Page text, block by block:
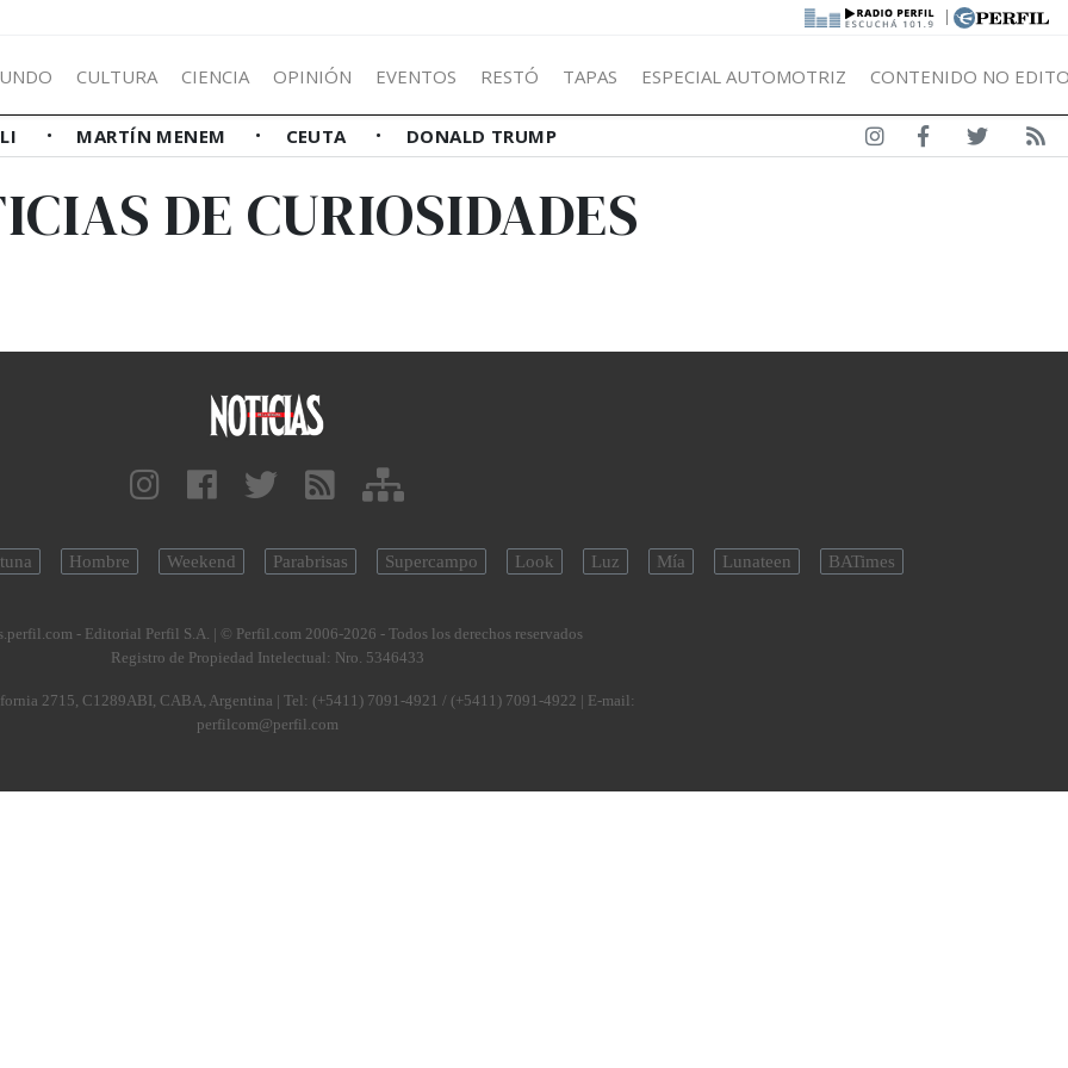
|
CULTURA CIENCIA OPINIÓN EVENTOS RESTÓ TAPAS ESPECIAL AUTOMOTRIZ CONTENIDO NO
MARTÍN MENEM CEUTA DONALD TRUMP
DE CURIOSIDADES
Hombre Weekend Parabrisas Supercampo Look Luz Mía Lunateen BATimes
- Editorial Perfil S.A. | © Perfil.com 2006-2026 - Todos los derechos reservados
Registro de Propiedad Intelectual: Nro. 5346433
2715, C1289ABI, CABA, Argentina | Tel: (+5411) 7091-4921 / (+5411) 7091-4922 | E-mail:
perfilcom@perfil.com